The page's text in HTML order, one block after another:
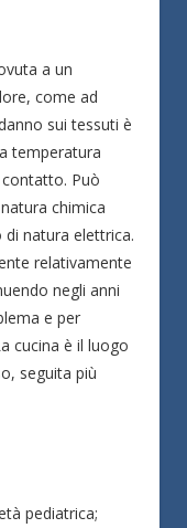
a un
come ad
sui tessuti è
temperatura
Può
chimica
natura elettrica.
relativamente
negli anni
e per
cucina è il luogo
seguita più
pediatrica;